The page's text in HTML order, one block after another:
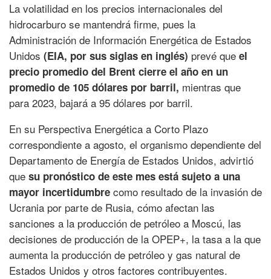
La volatilidad en los precios internacionales del
hidrocarburo se mantendrá firme, pues la
Administración de Información Energética de Estados
Unidos (EIA, por sus siglas en inglés) prevé que el
precio promedio del Brent cierre el año en un
promedio de 105 dólares por barril, mientras que
para 2023, bajará a 95 dólares por barril.
En su Perspectiva Energética a Corto Plazo
correspondiente a agosto, el organismo dependiente del
Departamento de Energía de Estados Unidos, advirtió
que su pronóstico de este mes está sujeto a una
mayor incertidumbre como resultado de la invasión de
Ucrania por parte de Rusia, cómo afectan las
sanciones a la producción de petróleo a Moscú, las
decisiones de producción de la OPEP+, la tasa a la que
aumenta la producción de petróleo y gas natural de
Estados Unidos y otros factores contribuyentes.